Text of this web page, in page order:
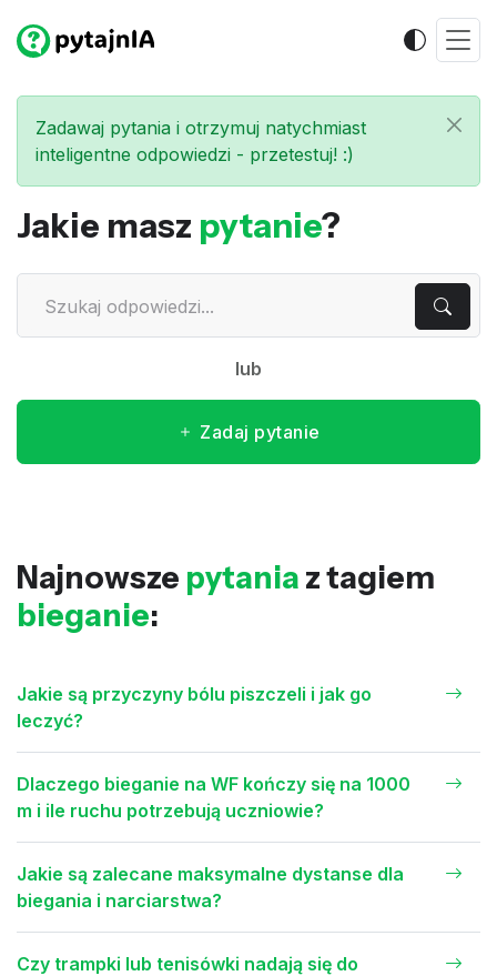
Zadawaj pytania i otrzymuj natychmiast
inteligentne odpowiedzi - przetestuj! :)
Jakie masz pytanie?
lub
Zadaj pytanie
Najnowsze pytania z tagiem
bieganie:
Jakie są przyczyny bólu piszczeli i jak go
leczyć?
Dlaczego bieganie na WF kończy się na 1000
m i ile ruchu potrzebują uczniowie?
Jakie są zalecane maksymalne dystanse dla
biegania i narciarstwa?
Czy trampki lub tenisówki nadają się do